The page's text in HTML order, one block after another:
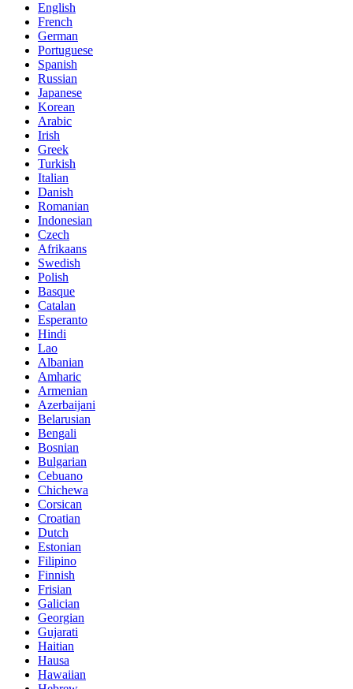
English
French
German
Portuguese
Spanish
Russian
Japanese
Korean
Arabic
Irish
Greek
Turkish
Italian
Danish
Romanian
Indonesian
Czech
Afrikaans
Swedish
Polish
Basque
Catalan
Esperanto
Hindi
Lao
Albanian
Amharic
Armenian
Azerbaijani
Belarusian
Bengali
Bosnian
Bulgarian
Cebuano
Chichewa
Corsican
Croatian
Dutch
Estonian
Filipino
Finnish
Frisian
Galician
Georgian
Gujarati
Haitian
Hausa
Hawaiian